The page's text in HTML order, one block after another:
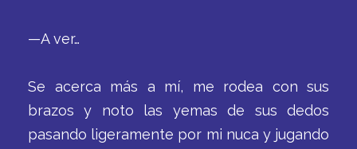
—A ver…
Se acerca más a mí, me rodea con sus
brazos y noto las yemas de sus dedos
pasando ligeramente por mi nuca y jugando